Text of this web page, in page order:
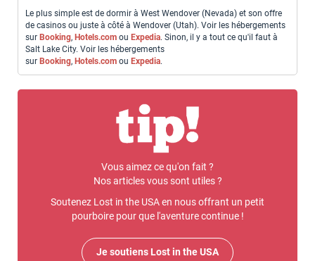
Le plus simple est de dormir à West Wendover (Nevada) et son offre
de casinos ou juste à côté à Wendover (Utah). Voir les hébergements
sur Booking, Hotels.com ou Expedia. Sinon, il y a tout ce qu'il faut à
Salt Lake City. Voir les hébergements
sur Booking, Hotels.com ou Expedia.
Vous aimez ce qu'on fait ?
Nos articles vous sont utiles ?
Soutenez Lost in the USA en nous offrant un petit
pourboire pour que l'aventure continue !
Je soutiens Lost in the USA